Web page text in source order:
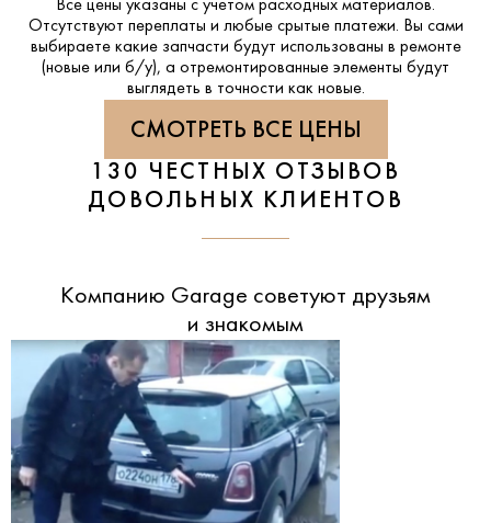
Все цены указаны с учетом расходных материалов.
Отсутствуют переплаты и любые срытые платежи. Вы сами
выбираете какие запчасти будут использованы в ремонте
(новые или б/у), а отремонтированные элементы будут
выглядеть в точности как новые.
СМОТРЕТЬ ВСЕ ЦЕНЫ
130 ЧЕСТНЫХ ОТЗЫВОВ
ДОВОЛЬНЫХ КЛИЕНТОВ
Компанию Garage советуют друзьям
и знакомым